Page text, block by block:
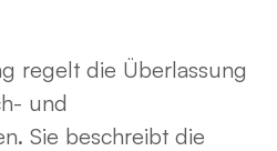
regelt die Überlassung
und
Sie beschreibt die